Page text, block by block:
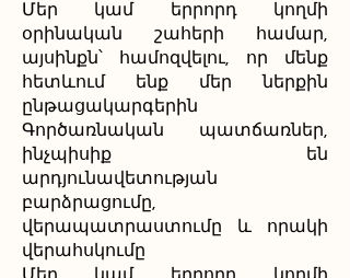
Մեր կամ երրորդ կողմի
օրինական շահերի համար,
այսինքն՝ համոզվելու, որ մենք
հետևում ենք մեր ներքին
ընթացակարգերին
Գործառնական պատճառներ,
ինչպիսիք են
արդյունավետության
բարձրացումը,
վերապատրաստումը և որակի
վերահսկումը